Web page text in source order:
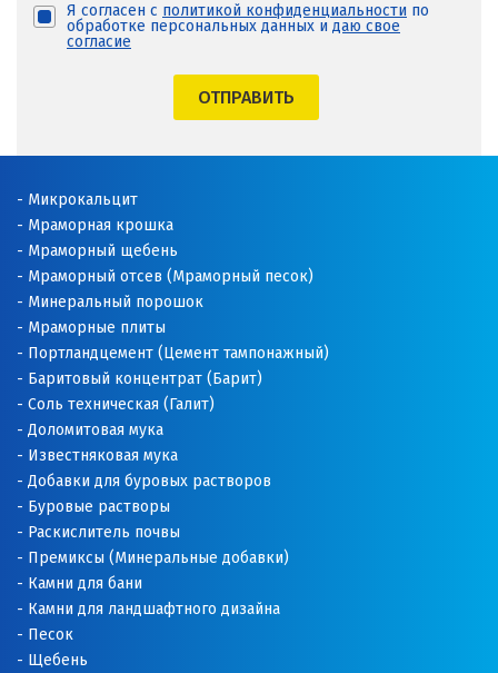
Я согласен с политикой конфиденциальности по
обработке персональных данных и даю свое
согласие
ОТПРАВИТЬ
Микрокальцит
Мраморная крошка
Мраморный щебень
Мраморный отсев (Мраморный песок)
Минеральный порошок
Мраморные плиты
Портландцемент (Цемент тампонажный)
Баритовый концентрат (Барит)
Соль техническая (Галит)
Доломитовая мука
Известняковая мука
Добавки для буровых растворов
Буровые растворы
Раскислитель почвы
Премиксы (Минеральные добавки)
Камни для бани
Камни для ландшафтного дизайна
Песок
Щебень